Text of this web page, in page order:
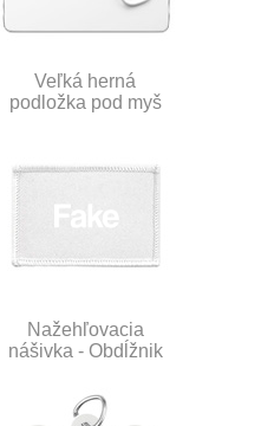
Veľká herná
podložka pod myš
Nažehľovacia
nášivka - Obdĺžnik